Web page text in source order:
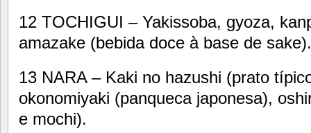
12 TOCHIGUI – Yakissoba, gyoza,
amazake (bebida doce à base de sake).
13 NARA – Kaki no hazushi (prato
okonomiyaki (panqueca japonesa),
e mochi).